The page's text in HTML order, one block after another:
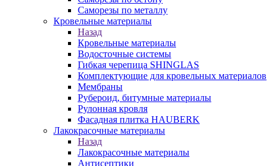
Саморезы по металлу
Кровельные материалы
Назад
Кровельные материалы
Водосточные системы
Гибкая черепица SHINGLAS
Комплектующие для кровельных материалов
Мембраны
Рубероид, битумные материалы
Рулонная кровля
Фасадная плитка HAUBERK
Лакокрасочные материалы
Назад
Лакокрасочные материалы
Антисептики